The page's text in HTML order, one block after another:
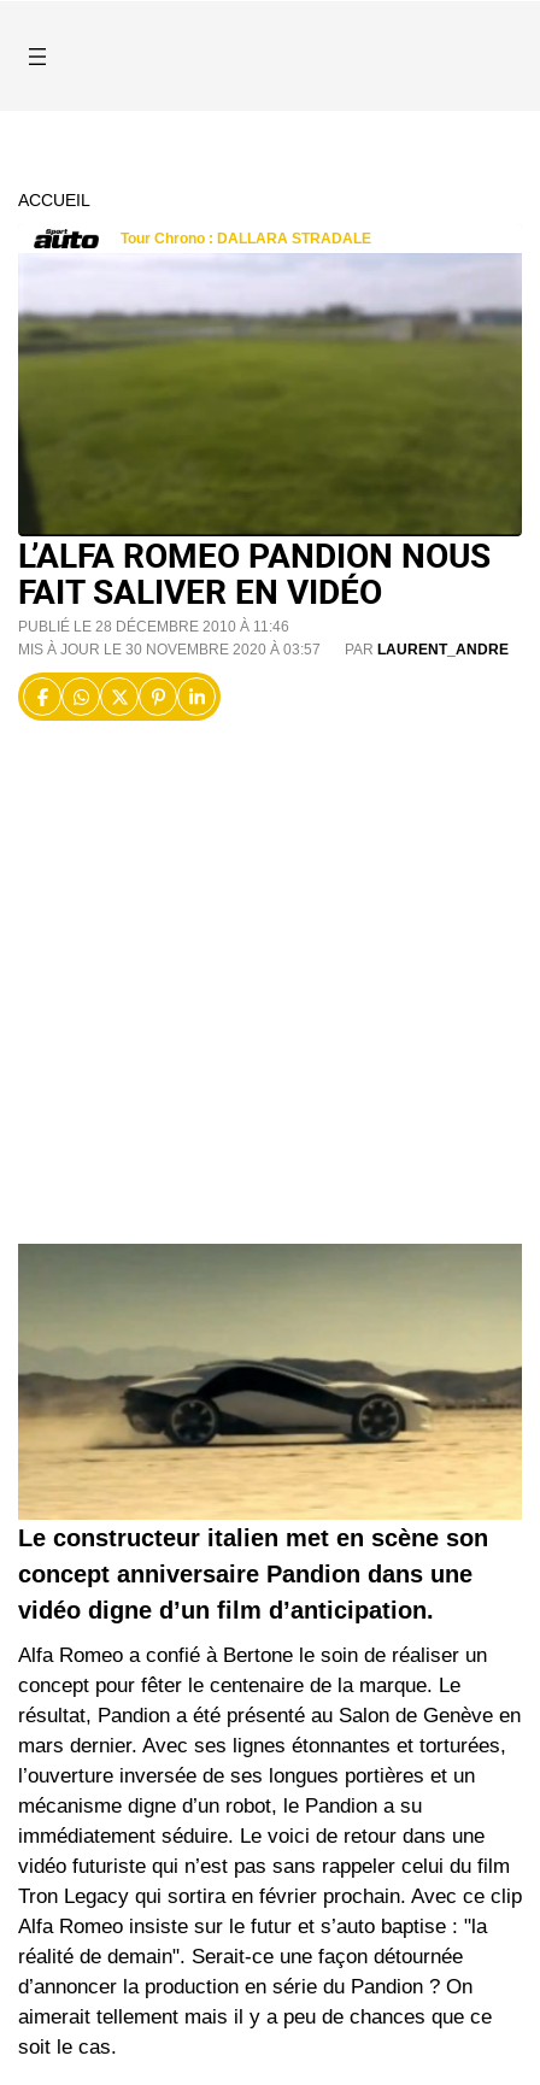
ACCUEIL
L’ALFA ROMEO PANDION NOUS
FAIT SALIVER EN VIDÉO
PUBLIÉ LE 28 DÉCEMBRE 2010 À 11:46
MIS À JOUR LE 30 NOVEMBRE 2020 À 03:57
PAR LAURENT_ANDRE
Le constructeur italien met en scène son
concept anniversaire Pandion dans une
vidéo digne d’un film d’anticipation.
Alfa Romeo a confié à Bertone le soin de réaliser un
concept pour fêter le centenaire de la marque. Le
résultat, Pandion a été présenté au Salon de Genève en
mars dernier. Avec ses lignes étonnantes et torturées,
l’ouverture inversée de ses longues portières et un
mécanisme digne d’un robot, le Pandion a su
immédiatement séduire. Le voici de retour dans une
vidéo futuriste qui n’est pas sans rappeler celui du film
Tron Legacy qui sortira en février prochain. Avec ce clip
Alfa Romeo insiste sur le futur et s’auto baptise : "la
réalité de demain". Serait-ce une façon détournée
d’annoncer la production en série du Pandion ? On
aimerait tellement mais il y a peu de chances que ce
soit le cas.